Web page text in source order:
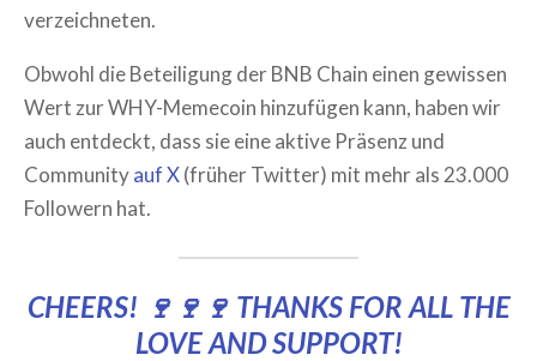
verzeichneten.
Obwohl die Beteiligung der BNB Chain einen gewissen
Wert zur WHY-Memecoin hinzufügen kann, haben wir
auch entdeckt, dass sie eine aktive Präsenz und
Communityauf X(früher Twitter) mit mehr als 23.000
Followern hat.
CHEERS! 🍷🍷🍷 THANKS FOR ALL THE
LOVE AND SUPPORT!